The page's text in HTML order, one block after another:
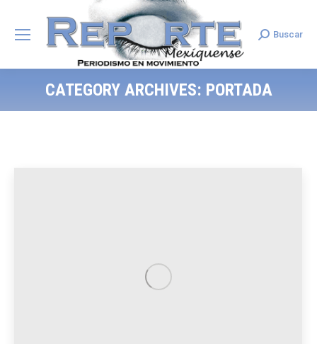
Search:
Buscar
CATEGORY ARCHIVES: PORTADA